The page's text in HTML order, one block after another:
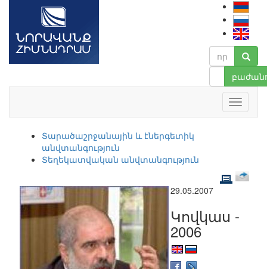
Տարածաշրջանային և էներգետիկ
անվտանգություն
Տեղեկատվական անվտանգություն
29.05.2007
Կովկաս -
2006